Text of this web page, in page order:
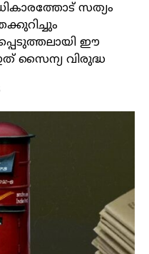
സത്യം
ഈ
സൈന്യ വിരുദ്ധ